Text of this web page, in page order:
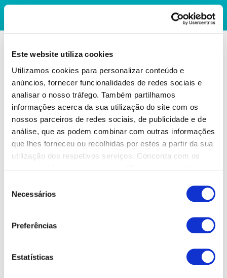
Este website utiliza cookies
Utilizamos cookies para personalizar conteúdo e
anúncios, fornecer funcionalidades de redes sociais e
analisar o nosso tráfego. Também partilhamos
informações acerca da sua utilização do site com os
nossos parceiros de redes sociais, de publicidade e de
análise, que as podem combinar com outras informações
que lhes forneceu ou recolhidas por estes a partir da sua
utilização dos respetivos serviços. Concorda com os
Necessários
Preferências
Estatísticas